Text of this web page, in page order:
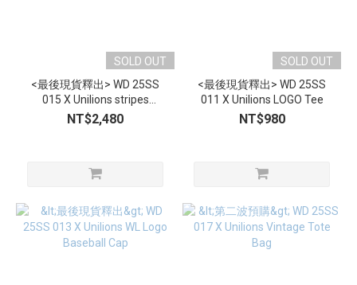
SOLD OUT
<最後現貨釋出> WD 25SS
015 X Unilions stripes
Baseball Jersey
NT$2,480
SOLD OUT
<最後現貨釋出> WD 25SS
011 X Unilions LOGO Tee
NT$980